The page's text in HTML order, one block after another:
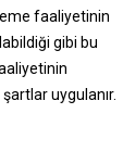
faaliyetinin
gibi bu
uygulanır.